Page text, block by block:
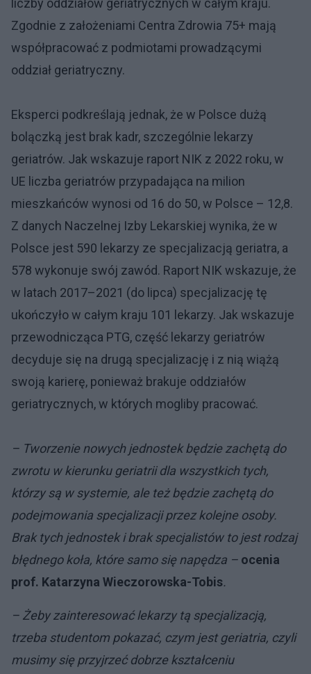
liczby oddziałów geriatrycznych w całym kraju.
Zgodnie z założeniami Centra Zdrowia 75+ mają
współpracować z podmiotami prowadzącymi
oddział geriatryczny.
Eksperci podkreślają jednak, że w Polsce dużą
bolączką jest brak kadr, szczególnie lekarzy
geriatrów. Jak wskazuje raport NIK z 2022 roku, w
UE liczba geriatrów przypadająca na milion
mieszkańców wynosi od 16 do 50, w Polsce – 12,8.
Z danych Naczelnej Izby Lekarskiej wynika, że w
Polsce jest 590 lekarzy ze specjalizacją geriatra, a
578 wykonuje swój zawód. Raport NIK wskazuje, że
w latach 2017–2021 (do lipca) specjalizację tę
ukończyło w całym kraju 101 lekarzy. Jak wskazuje
przewodnicząca PTG, część lekarzy geriatrów
decyduje się na drugą specjalizację i z nią wiążą
swoją karierę, ponieważ brakuje oddziałów
geriatrycznych, w których mogliby pracować.
– Tworzenie nowych jednostek będzie zachętą do
zwrotu w kierunku geriatrii dla wszystkich tych,
którzy są w systemie, ale też będzie zachętą do
podejmowania specjalizacji przez kolejne osoby.
Brak tych jednostek i brak specjalistów to jest rodzaj
błędnego koła, które samo się napędza – ocenia
prof. Katarzyna Wieczorowska-Tobis.
– Żeby zainteresować lekarzy tą specjalizacją,
trzeba studentom pokazać, czym jest geriatria, czyli
musimy się przyjrzeć dobrze kształceniu